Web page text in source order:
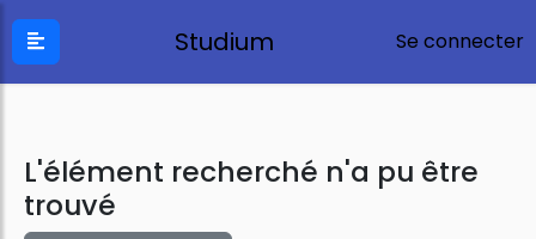
Studium Se connecter
L'élément recherché n'a pu être
trouvé